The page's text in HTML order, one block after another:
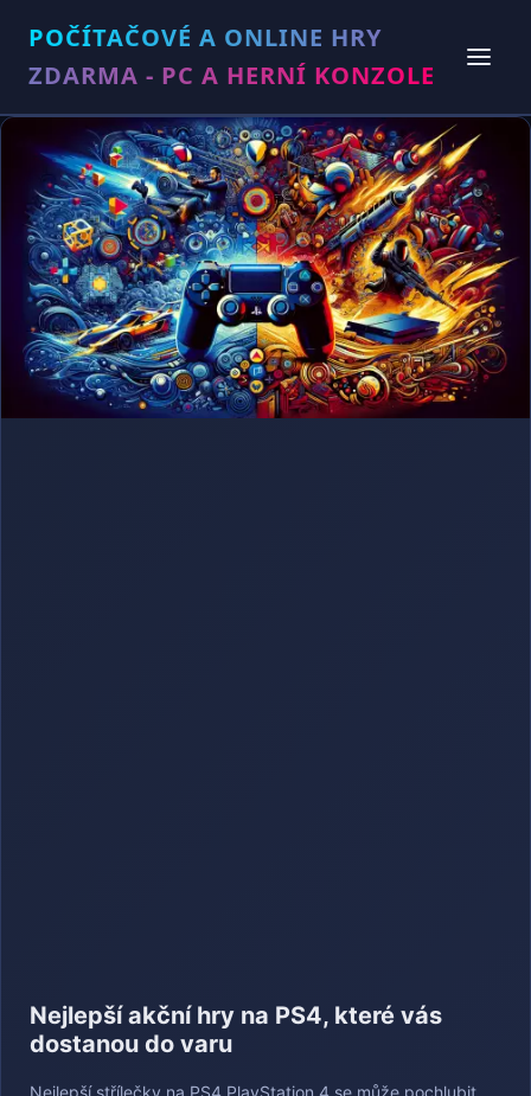
POČÍTAČOVÉ A ONLINE HRY
ZDARMA - PC A HERNÍ KONZOLE
Nejlepší akční hry na PS4, které vás
dostanou do varu